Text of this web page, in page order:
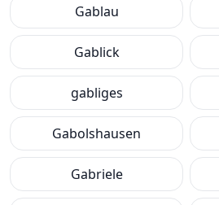
Gablau
Gablick
gabliges
Gabolshausen
Gabriele